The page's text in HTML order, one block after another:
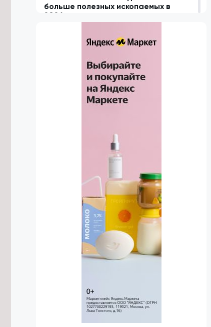
больше полезных ископаемых в
2026 году
Военные в Забайкалье учатся
8/08/2026 в 12:39
Лосиха и её детёныш попали в
объектив фотоловушки в
Центр национальных игр планируют
открыть в Забайкальском крае
Осипов: Забайкальские тренеры
воспитывают чемпионов мирового
8/08/2026 в 10:02
Трутнев заявил о готовности
доверить госслужащим-ветеранам
СВО ответственные направления
Забайкалье костяную иглу
возрастом около 30 тысяч лет